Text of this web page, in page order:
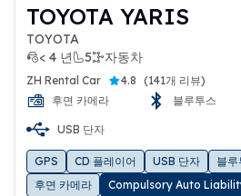
TOYOTA YARIS
TOYOTA
< 4 년
5 자동차
보험 1종 포함
ZH Rental Car 4.8 (141개 리뷰)
후면 카메라
블루투스
USB 단자
GPS CD 플레이어 USB 단자 블루
후면 카메라
Compulsory Auto